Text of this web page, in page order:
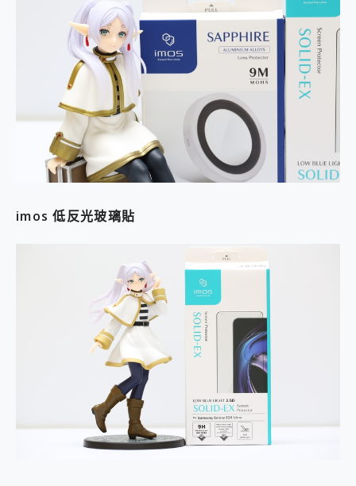
imos 低反光玻璃貼